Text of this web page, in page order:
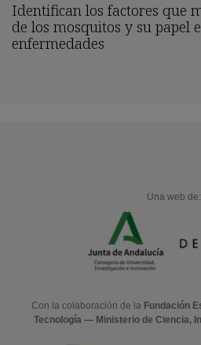
Identifican los factores que
de los mosquitos y su papel
enfermedades
Una web de:
Con la colaboración de la Fundación
Tecnología — Ministerio de Ciencia,